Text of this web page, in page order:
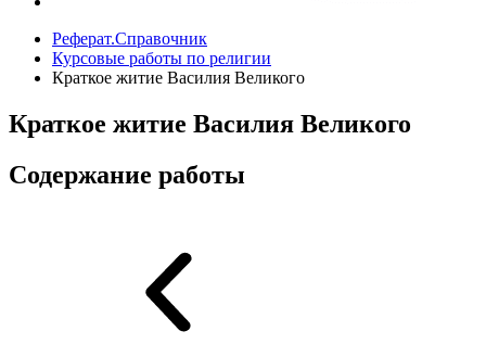
Реферат.Справочник
Курсовые работы по религии
Краткое житие Василия Великого
Краткое житие Василия Великого
Содержание работы